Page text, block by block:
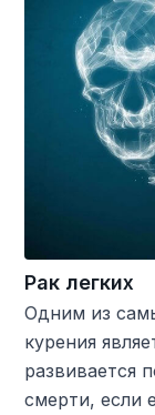
Рак легких
Одним из
курения
развивается
смерти, если